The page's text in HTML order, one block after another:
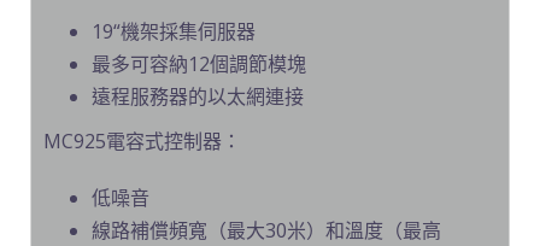
19“機架採集伺服器
最多可容納12個調節模塊
遠程服務器的以太網連接
MC925電容式控制器：
低噪音
線路補償頻寬（最大30米）和溫度（最高